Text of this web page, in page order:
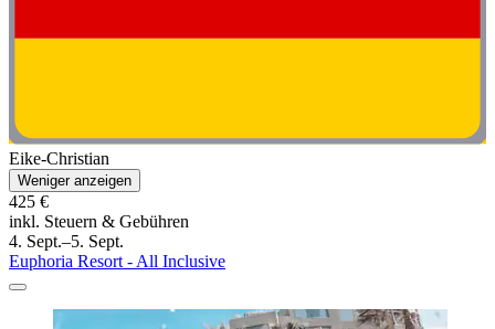
Eike-Christian
Weniger anzeigen
425 €
inkl. Steuern & Gebühren
4. Sept.–5. Sept.
Euphoria Resort - All Inclusive